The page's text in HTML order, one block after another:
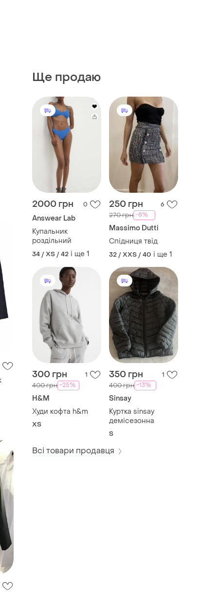
Ще продаю
2000 грн 0
Answear Lab
Купальник
роздільний
34 / XS / 42 і ще 1
250 грн 6
270 грн -8%
Massimo Dutti
Спідниця твід
32 / XXS / 40 і ще 1
300 грн 1
400 грн -25%
H&M
Худи кофта h&m
ХS
350 грн 1
400 грн -13%
Sinsay
Куртка sinsay
демісезонна
S
Всі товари продавця